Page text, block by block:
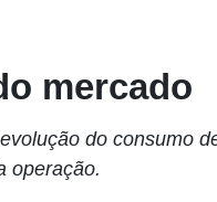
mercado
do consumo
operação.